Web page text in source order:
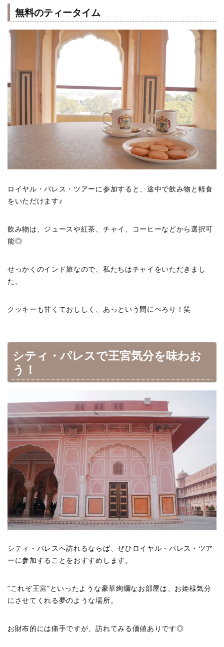
無料のティータイム
ロイヤル・パレス・ツアーに参加すると、途中で飲み物と軽食
をいただけます♪
飲み物は、ジュースや紅茶、チャイ、コーヒーなどから選択可
能◎
せっかくのインド旅なので、私たちはチャイをいただきまし
た。
クッキーも甘くておししく、あっという間にぺろり！笑
シティ・パレスで王宮気分を味わお
う！
シティ・パレスへ訪れるならば、ぜひロイヤル・パレス・ツア
ーに参加することをおすすめします。
”これぞ王宮”といったような豪華絢爛なお部屋は、お姫様気分
にさせてくれる夢のような場所。
お財布的には痛手ですが、訪れてみる価値ありです◎